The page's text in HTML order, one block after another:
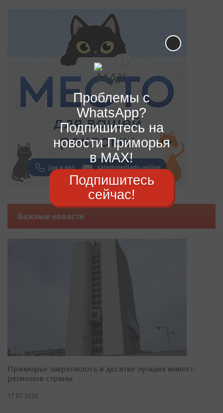
Важные новости
Приморье закрепилось в десятке лучших инвест-
регионов страны
17.07.2026
Проблемы с
WhatsApp?
Подпишитесь на
новости Приморья
в MAX!
Подпишитесь
сейчас!